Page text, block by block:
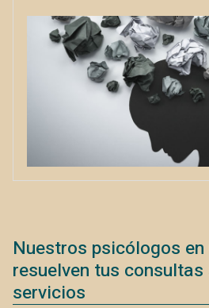
Nuestros psicólogos
resuelven tus
servicios